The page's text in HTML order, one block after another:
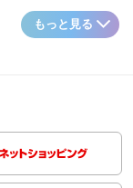
もっと見る